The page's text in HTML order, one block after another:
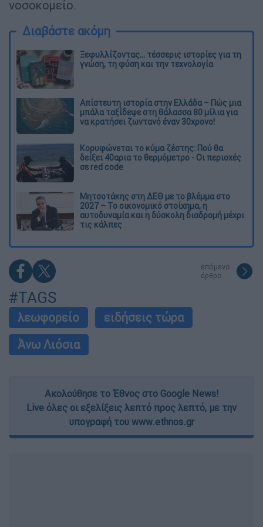
νοσοκομείο.
Διαβάστε ακόμη
Ξεφυλλίζοντας... τέσσερις ιστορίες για τη
γνώση, τη φύση και την τεχνολογία
Απίστευτη ιστορία στην Ελλάδα – Πώς μια
μπάλα ταξίδεψε στη θάλασσα 80 μίλια για
να κρατήσει ζωντανό έναν 30χρονο!
Κορυφώνεται το κύμα ζέστης: Πού θα
δείξει 40αρια το θερμόμετρο - Οι περιοχές
σε red code
Μητσοτάκης στη ΔΕΘ με το βλέμμα στο
2027 – Το οικονομικό στοίχημα, η
αυτοδυναμία και η δύσκολη διαδρομή μέχρι
τις κάλπες
επόμενο
άρθρο
#TAGS
λεωφορείο
ειδήσεις τώρα
Άνω Λιόσια
Ακολούθησε το Έθνος στο Google News!
Live όλες οι εξελίξεις λεπτό προς λεπτό, με την
υπογραφή του www.ethnos.gr